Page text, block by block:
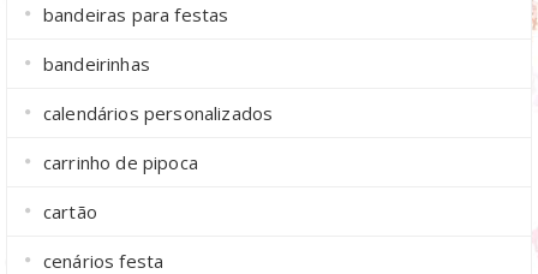
bandeiras para festas
bandeirinhas
calendários personalizados
carrinho de pipoca
cartão
cenários festa